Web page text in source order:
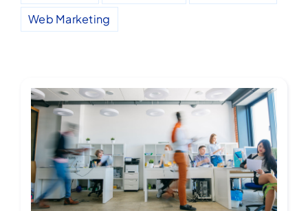
Web Marketing